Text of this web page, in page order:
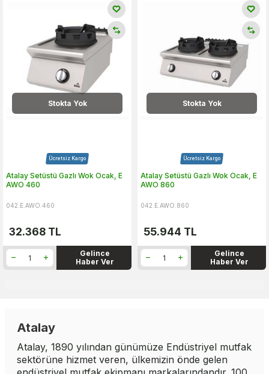
Stokta Yok
Ücretsiz Kargo
Atalay Setüstü Gazlı Wok Ocak, E
AWO 460
042.E.AWO.460
32.368 TL
Gelince
Haber Ver
Stokta Yok
Ücretsiz Kargo
Atalay Setüstü Gazlı Wok Ocak, E
AWO 860
042.E.AWO.860
55.944 TL
Gelince
Haber Ver
Atalay
Atalay, 1890 yılından günümüze Endüstriyel mutfak
sektörüne hizmet veren, ülkemizin önde gelen